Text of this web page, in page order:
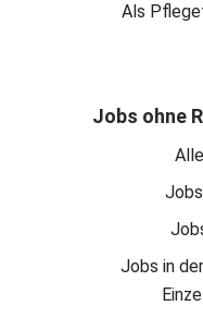
Als
Jobs ohne
Jobs in